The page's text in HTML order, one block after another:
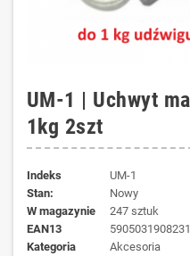
UM-1 | Uchwyt
1kg 2szt
Indeks
UM-1
Stan:
Nowy
W magazynie
247 sztuk
EAN13
5905031908231
kategoria
Akcesoria